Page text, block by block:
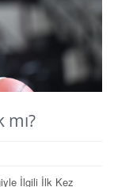
mı?
İlgili İlk Kez